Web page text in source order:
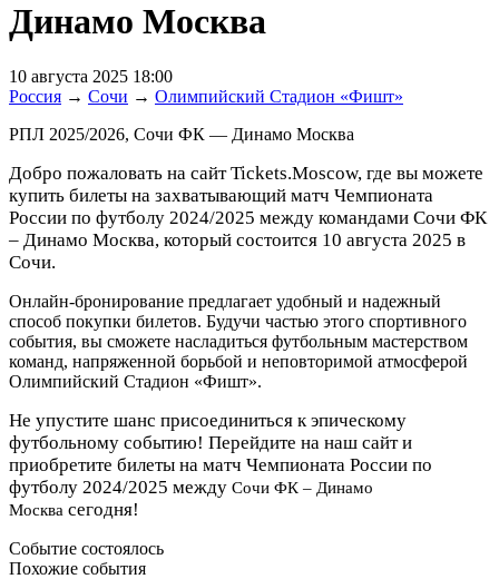
Динамо Москва
10 августа 2025 18:00
Россия → Сочи → Олимпийский Стадион «Фишт»
РПЛ 2025/2026, Сочи ФК — Динамо Москва
Добро пожаловать на сайт Tickets.Moscow, где вы можете
купить билеты на захватывающий матч Чемпионата
России по футболу 2024/2025 между командами Сочи ФК
– Динамо Москва, который состоится 10 августа 2025 в
Сочи.
Онлайн-бронирование предлагает удобный и надежный
способ покупки билетов. Будучи частью этого спортивного
события, вы сможете насладиться футбольным мастерством
команд, напряженной борьбой и неповторимой атмосферой
Олимпийский Стадион «Фишт».
Не упустите шанс присоединиться к эпическому
футбольному событию! Перейдите на наш сайт и
приобретите билеты на матч Чемпионата России по
футболу 2024/2025 между Сочи ФК – Динамо
Москва сегодня!
Событие состоялось
Похожие события